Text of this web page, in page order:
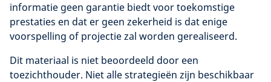
informatie geen garantie biedt voor toekomstige
prestaties en dat er geen zekerheid is dat enige
voorspelling of projectie zal worden gerealiseerd.
Dit materiaal is niet beoordeeld door een
toezichthouder. Niet alle strategieën zijn beschikbaar